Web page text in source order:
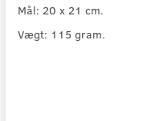
Mål: 20 x 21 cm.
Vægt: 115 gram.